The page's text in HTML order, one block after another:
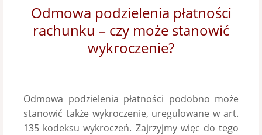
Odmowa podzielenia płatności
rachunku – czy może stanowić
wykroczenie?
Odmowa podzielenia płatności podobno może
stanowić także wykroczenie, uregulowane w art.
135 kodeksu wykroczeń. Zajrzyjmy więc do tego